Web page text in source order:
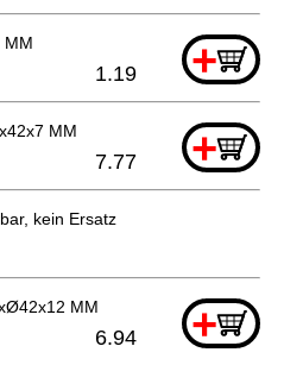
MM +
1.19
MM +
7.77
kein Ersatz
MM +
6.94